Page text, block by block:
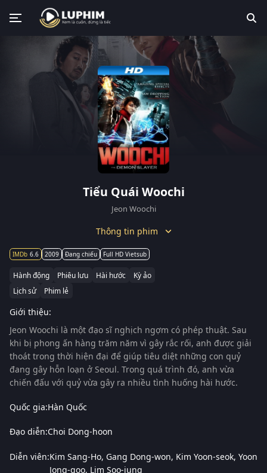
Tiểu Quái Woochi
Jeon Woochi
Thông tin phim
6.6 2009 Đang chiếu Full HD Vietsub
Hành động Phiêu lưu Hài hước
Kỳ ảo
Lịch sử
Phim lẻ
Giới thiệu:
Jeon Woochi là một đạo sĩ nghịch ngợm có phép thuật. Sau
khi bị phong ấn hàng trăm năm vì gây rắc rối, anh được giải
thoát trong thời hiện đại để giúp tiêu diệt những con quỷ
đang gây hỗn loạn ở Seoul. Trong quá trình đó, anh vừa
chiến đấu với quỷ vừa gây ra nhiều tình huống hài hước.
Quốc gia:Hàn Quốc
Đạo diễn:Choi Dong-hoon
Diễn viên:Kim Sang-Ho Gang Dong-won Kim Yoon-seok Yoon
Jong-goo Lim Soo-jung